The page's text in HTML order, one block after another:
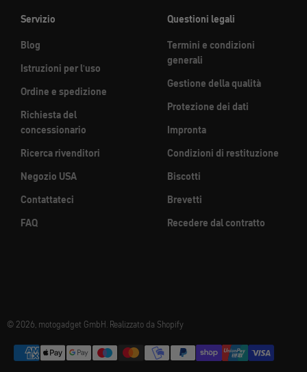
Servizio
Blog
Istruzioni per l'uso
Ordine e spedizione
Richiesta del
concessionario
Ricerca rivenditori
Negozio USA
Contattateci
FAQ
Questioni legali
Termini e condizioni
generali
Gestione della qualità
Protezione dei dati
Impronta
Condizioni di restituzione
Biscotti
Brevetti
Recedere dal contratto
© 2026, motogadget GmbH. Realizzato da Shopify